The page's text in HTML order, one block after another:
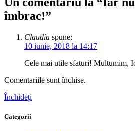
îmbrac!”
Claudia spune:
10 iunie, 2018 la 14:17
Cele mai utile sfaturi! Multumim,
Comentariile sunt închise.
Închideți
Categorii